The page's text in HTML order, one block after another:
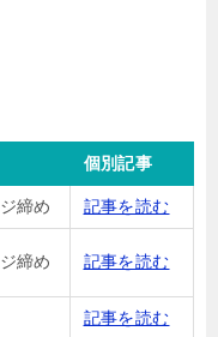
個別記事
締め 記事を読む
締め 記事を読む
記事を読む